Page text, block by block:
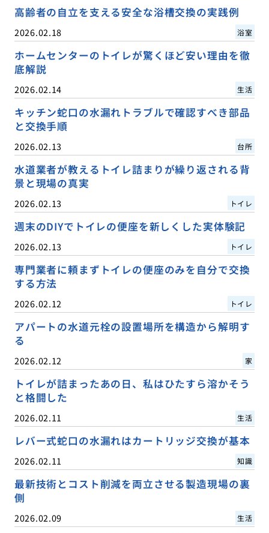
高齢者の自立を支える安全な浴槽交換の実践例
2026.02.18 浴室
ホームセンターのトイレが驚くほど安い理由を徹
底解説
2026.02.14 生活
キッチン蛇口の水漏れトラブルで確認すべき部品
と交換手順
2026.02.13 台所
水道業者が教えるトイレ詰まりが繰り返される背
景と現場の真実
2026.02.13 トイレ
週末のDIYでトイレの便座を新しくした実体験記
2026.02.13 トイレ
専門業者に頼まずトイレの便座のみを自分で交換
する方法
2026.02.12 トイレ
アパートの水道元栓の設置場所を構造から解明す
る
2026.02.12 家
トイレが詰まったあの日、私はひたすら溶かそう
と格闘した
2026.02.11 生活
レバー式蛇口の水漏れはカートリッジ交換が基本
2026.02.11 知識
最新技術とコスト削減を両立させる製造現場の裏
側
2026.02.09 生活